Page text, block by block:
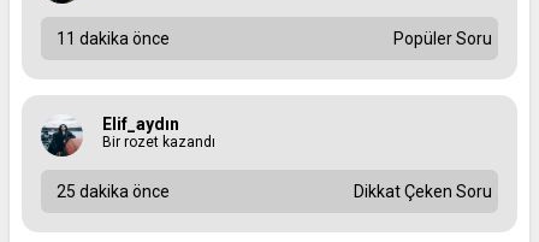
11 dakika önce Popüler Soru
Elif_aydın
Bir rozet kazandı
25 dakika önce Dikkat Çeken Soru